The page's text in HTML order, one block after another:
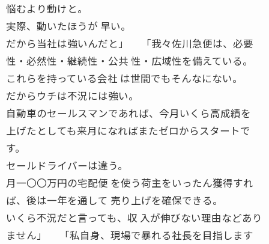
悩むより動けと。
実際、動いたほうが 早い。
だから当社は強いんだと」 「我々佐川急便は、必要
性・必然性・継続性・公共 性・広域性を備えている。
これらを持っている会社 は世間でもそんなにない。
だからウチは不況には強い。
自動車のセールスマンであれば、今月いくら高成績を
上げたとしても来月になればまたゼロからスタートで
す。
セールドライバーは違う。
月一〇〇万円の宅配便 を使う荷主をいったん獲得すれ
ば、後は一年を通して 売り上げを確保できる。
いくら不況だと言っても、収 入が伸びない理由などあり
ません」 「私自身、現場で暴れる社長を目指します